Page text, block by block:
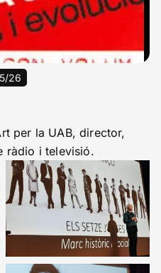
26
per la UAB, director,
ràdio i televisió.